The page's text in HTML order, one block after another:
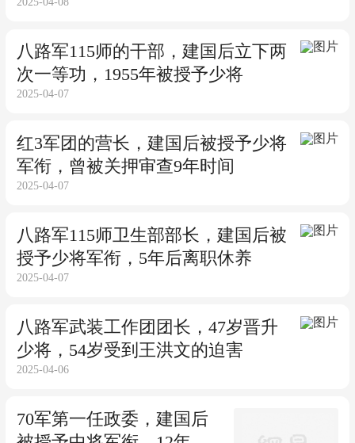
八路军115师的干部，建国后立下两
次一等功，1955年被授予少将
2025-04-07
红3军团的营长，建国后被授予少将
军衔，曾被关押审查9年时间
2025-04-07
八路军115师卫生部部长，建国后被
授予少将军衔，5年后离职休养
2025-04-07
八路军武装工作团团长，47岁晋升
少将，54岁受到王洪文的迫害
2025-04-06
70军第一任政委，建国后